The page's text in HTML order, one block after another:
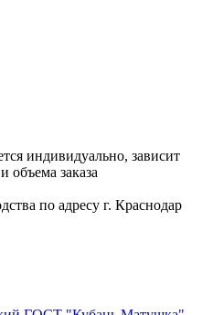
индивидуально, зависит
объема заказа
по адресу г. Краснодар